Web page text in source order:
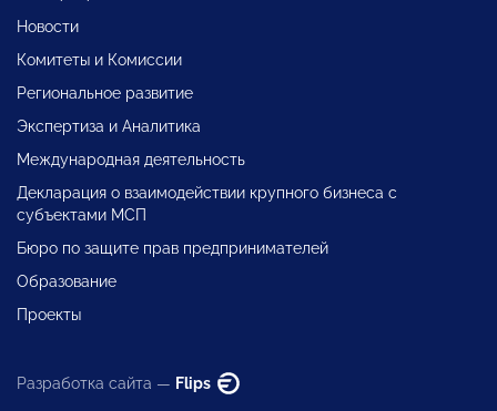
Новости
Комитеты и Комиссии
Региональное развитие
Экспертиза и Аналитика
Международная деятельность
Декларация о взаимодействии крупного бизнеса с
субъектами МСП
Бюро по защите прав предпринимателей
Образование
Проекты
Разработка сайта — Flips